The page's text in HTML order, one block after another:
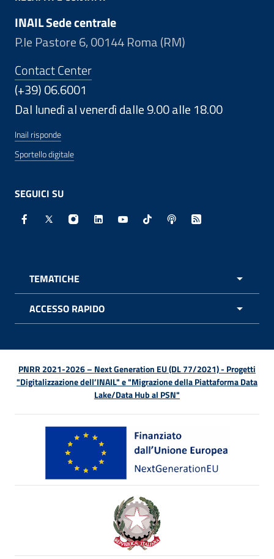
INAIL Sede centrale
P.le Pastore 6, 00144 Roma (RM)
Contact Center
(+39) 06.6001
Dal lunedì al venerdì dalle 9.00 alle 18.00
Inail risponde
Sportello digitale
SEGUICI SU
Facebook - Sito esterno - Apertura in nuova finestra
X - Sito esterno - Apertura in nuova finestra
Instagram - Sito esterno - Apertura in
Linkedin - Sito esterno - Apertura in
Youtube - Sito esterno -
TikTok - Sito esterno -
Spreaker - Sito
Feed RSS -
TEMATICHE
ACCESSO RAPIDO
PNRR 2021-2026 – Next Generation EU (DL 77/2021) - Progetti
"Digitalizzazione dell’INAIL" e "Migrazione della Piattaforma Data
Lake/Data Hub al PSN"